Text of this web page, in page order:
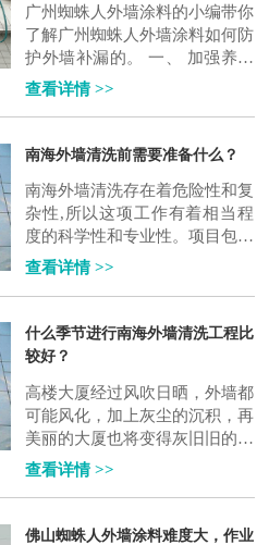
广州蜘蛛人外墙涂料的小编带你
了解广州蜘蛛人外墙涂料如何防
护外墙补漏的。 一、 加强养护
1.混凝土的养护在浇筑后采用覆
盖、洒水、喷雾剂或用薄膜保湿
查看详情 >>
南海外墙清洗前需要准备什么？
南海外墙清洗存在着危险性和复
杂性,所以这项工作有着相当程
度的科学性和专业性。项目包括
玻璃幕墙、玻璃窗、石材、涂
料、瓷砖、条砖、阳光棚、铝塑
查看详情 >>
什么季节进行南海外墙清洗工程比
较好？
高楼大厦经过风吹日晒，外墙都
可能风化，加上灰尘的沉积，再
美丽的大厦也将变得灰旧旧的，
从远处看上去，好像一幢旧的大
厦或办公楼，也给城市增加了灰
查看详情 >>
佛山蜘蛛人外墙涂料难度大，作业